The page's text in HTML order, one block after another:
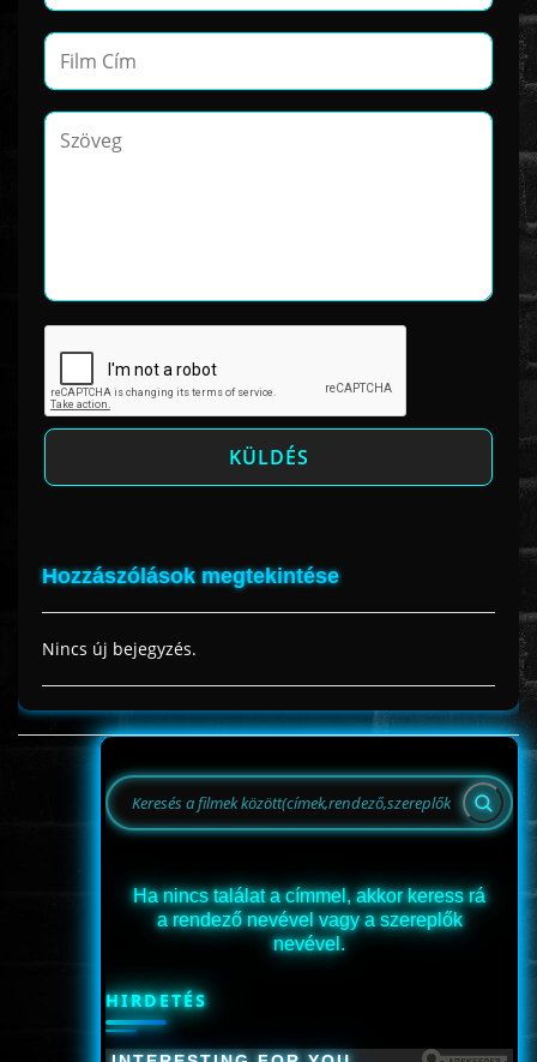
Hozzászólások megtekintése
Nincs új bejegyzés.
Ha nincs találat a címmel, akkor keress rá
a rendező nevével vagy a szereplők
nevével.
HIRDETÉS